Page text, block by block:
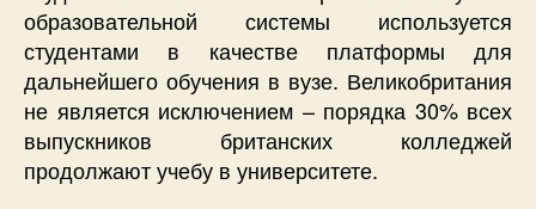
образовательной системы используется
студентами в качестве платформы для
дальнейшего обучения в вузе. Великобритания
не является исключением – порядка 30% всех
выпускников британских колледжей
продолжают учебу в университете.